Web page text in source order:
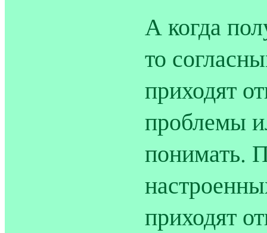
А когда
то
приходят
проблемы
понимать.
приходят